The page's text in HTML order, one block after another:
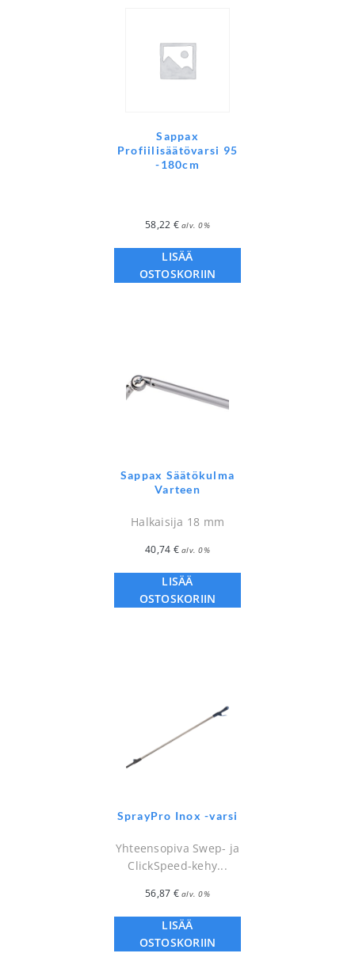
Sappax
Profiilisäätövarsi 95
-180cm
58,22 € alv. 0%
LISÄÄ
OSTOSKORIIN
Sappax Säätökulma
Varteen
Halkaisija 18 mm
40,74 € alv. 0%
LISÄÄ
OSTOSKORIIN
SprayPro Inox -varsi
Yhteensopiva Swep- ja
ClickSpeed-kehy...
56,87 € alv. 0%
LISÄÄ
OSTOSKORIIN